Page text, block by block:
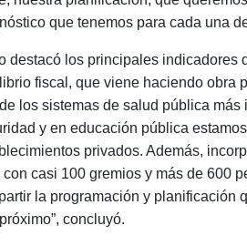
que tenemos para cada una
destacó los principales indicadores
fiscal, que viene haciendo obra
los sistemas de salud pública
y en educación pública
privados. Además,
con casi 100 gremios y más de 600
la programación y planificación
concluyó.